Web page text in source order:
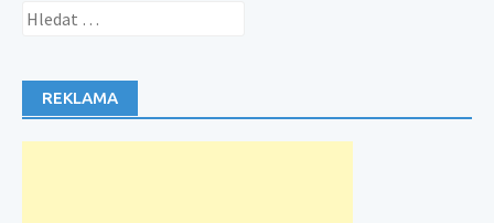
Vyhledávání
REKLAMA